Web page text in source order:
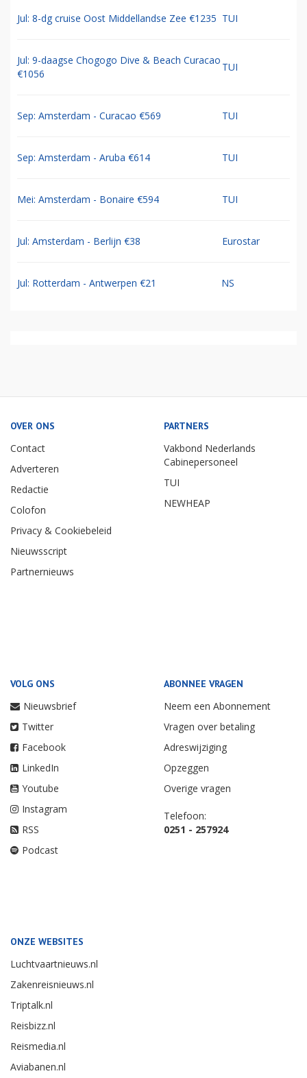
Jul: 8-dg cruise Oost Middellandse Zee €1235 TUI
Jul: 9-daagse Chogogo Dive & Beach Curacao
€1056
TUI
Sep: Amsterdam - Curacao €569 TUI
Sep: Amsterdam - Aruba €614 TUI
Mei: Amsterdam - Bonaire €594 TUI
Jul: Amsterdam - Berlijn €38 Eurostar
Jul: Rotterdam - Antwerpen €21 NS
OVER ONS
Contact
Adverteren
Redactie
Colofon
Privacy & Cookiebeleid
Nieuwsscript
Partnernieuws
PARTNERS
Vakbond Nederlands
Cabinepersoneel
TUI
NEWHEAP
VOLG ONS
Nieuwsbrief
Twitter
Facebook
LinkedIn
Youtube
Instagram
RSS
Podcast
ABONNEE VRAGEN
Neem een Abonnement
Vragen over betaling
Adreswijziging
Opzeggen
Overige vragen
Telefoon:
0251 - 257924
ONZE WEBSITES
Luchtvaartnieuws.nl
Zakenreisnieuws.nl
Triptalk.nl
Reisbizz.nl
Reismedia.nl
Aviabanen.nl